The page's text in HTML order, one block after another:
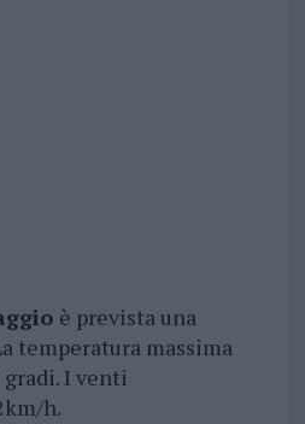
è prevista una
temperatura massima
I venti
h.